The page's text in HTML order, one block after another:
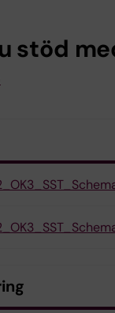
stöd